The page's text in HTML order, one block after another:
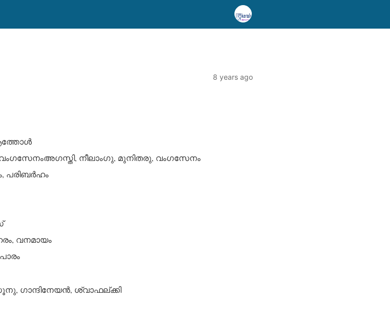
8 years ago
നീലാംഗു, മുനിതരു, വംഗസേനം
പരിബര്‍ഹം
വനമായം
ഗാന്ദിനേയന്‍, ശ്വാഫല്ക്കി